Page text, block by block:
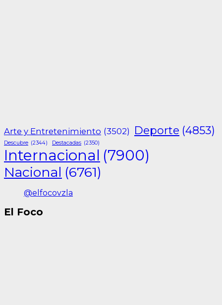
Arte y Entretenimiento (3502) Deporte (4853)
Descubre (2344) Destacadas (2350)
Internacional (7900)
Nacional (6761)
@elfocovzla
El Foco